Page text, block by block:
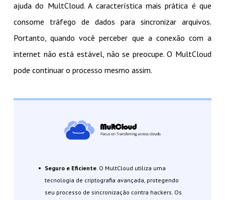
ajuda do MultCloud. A característica mais prática é que
consome tráfego de dados para sincronizar arquivos.
Portanto, quando você perceber que a conexão com a
internet não está estável, não se preocupe. O MultCloud
pode continuar o processo mesmo assim.
Seguro e Eficiente. O MultCloud utiliza uma
tecnologia de criptografia avançada, protegendo
seu processo de sincronização contra hackers. Os